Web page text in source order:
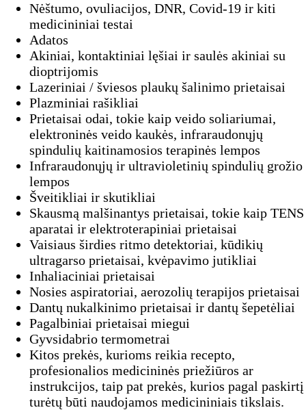
Nėštumo, ovuliacijos, DNR, Covid-19 ir kiti
medicininiai testai
Adatos
Akiniai, kontaktiniai lęšiai ir saulės akiniai su
dioptrijomis
Lazeriniai / šviesos plaukų šalinimo prietaisai
Plazminiai rašikliai
Prietaisai odai, tokie kaip veido soliariumai,
elektroninės veido kaukės, infraraudonųjų
spindulių kaitinamosios terapinės lempos
Infraraudonųjų ir ultravioletinių spindulių grožio
lempos
Šveitikliai ir skutikliai
Skausmą malšinantys prietaisai, tokie kaip TENS
aparatai ir elektroterapiniai prietaisai
Vaisiaus širdies ritmo detektoriai, kūdikių
ultragarso prietaisai, kvėpavimo jutikliai
Inhaliaciniai prietaisai
Nosies aspiratoriai, aerozolių terapijos prietaisai
Dantų nukalkinimo prietaisai ir dantų šepetėliai
Pagalbiniai prietaisai miegui
Gyvsidabrio termometrai
Kitos prekės, kurioms reikia recepto,
profesionalios medicininės priežiūros ar
instrukcijos, taip pat prekės, kurios pagal paskirtį
turėtų būti naudojamos medicininiais tikslais.